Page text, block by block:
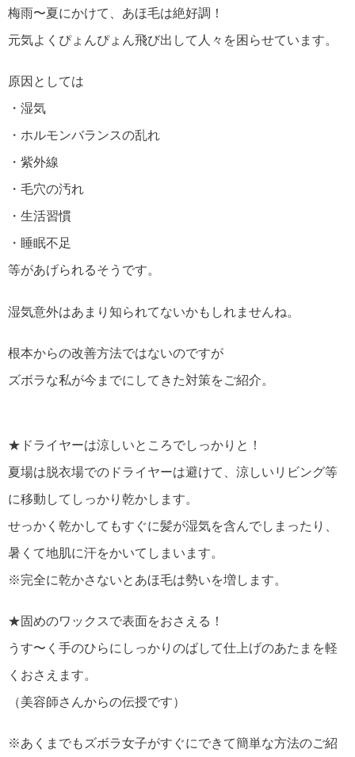
梅雨〜夏にかけて、あほ毛は絶好調！
元気よくぴょんぴょん飛び出して人々を困らせています。
原因としては
・湿気
・ホルモンバランスの乱れ
・紫外線
・毛穴の汚れ
・生活習慣
・睡眠不足
等があげられるそうです。
湿気意外はあまり知られてないかもしれませんね。
根本からの改善方法ではないのですが
ズボラな私が今までにしてきた対策をご紹介。
★ドライヤーは涼しいところでしっかりと！
夏場は脱衣場でのドライヤーは避けて、涼しいリビング等
に移動してしっかり乾かします。
せっかく乾かしてもすぐに髪が湿気を含んでしまったり、
暑くて地肌に汗をかいてしまいます。
※完全に乾かさないとあほ毛は勢いを増します。
★固めのワックスで表面をおさえる！
うす〜く手のひらにしっかりのばして仕上げのあたまを軽
くおさえます。
（美容師さんからの伝授です）
※あくまでもズボラ女子がすぐにできて簡単な方法のご紹